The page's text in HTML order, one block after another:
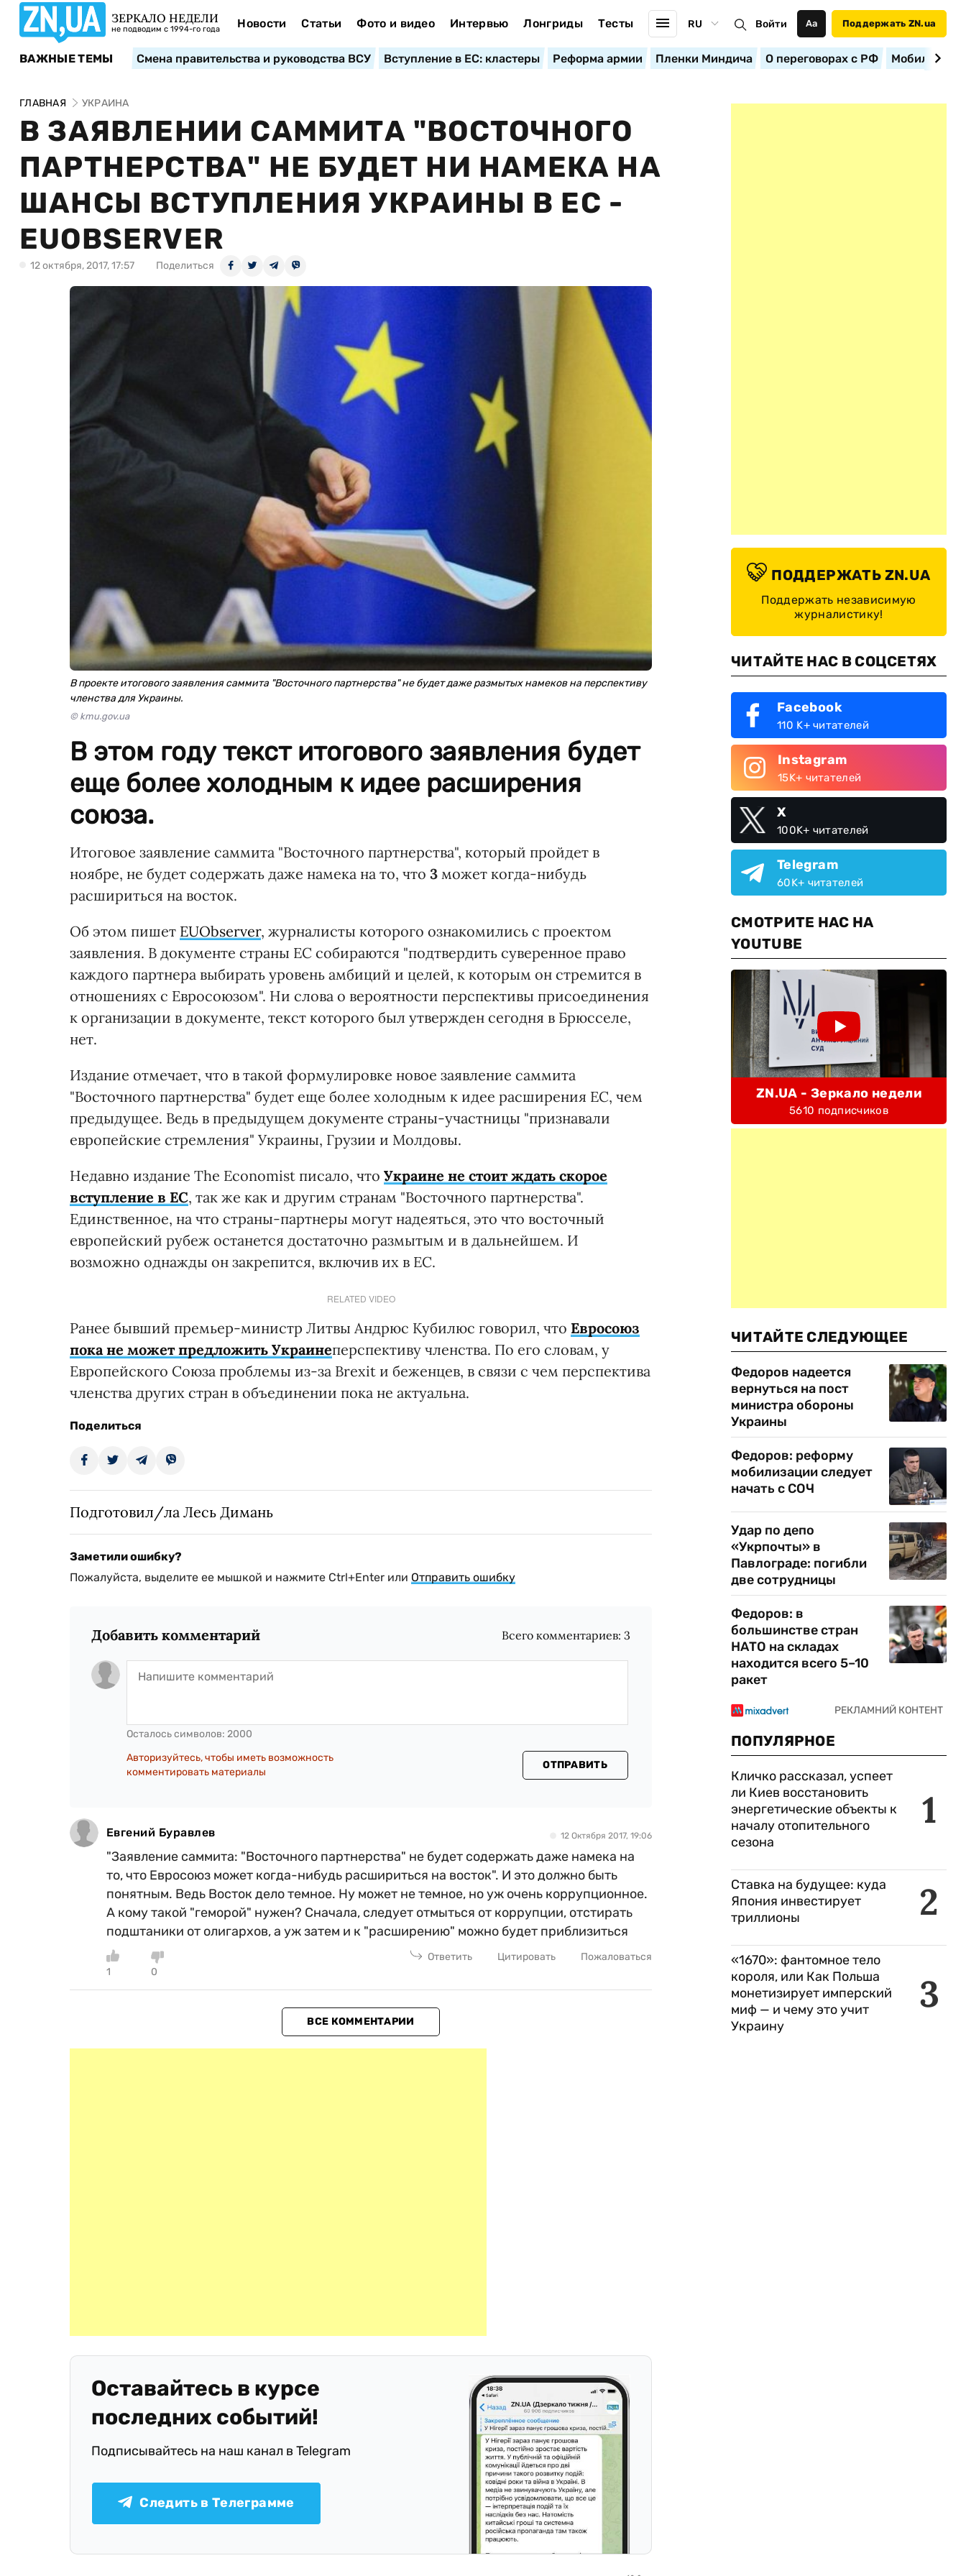
ЗЕРКАЛО НЕДЕЛИ
не подводим с 1994-го года Новости Статьи Фото и видео Интервью Лонгриды Тесты RU Войти Аа Поддержать ZN.ua
ВАЖНЫЕ ТЕМЫ Смена правительства и руководства ВСУ Вступление в ЕС: кластеры Реформа армии Пленки Миндича О переговорах с РФ
ГЛАВНАЯ УКРАИНА
В ЗАЯВЛЕНИИ САММИТА "ВОСТОЧНОГО
ПАРТНЕРСТВА" НЕ БУДЕТ НИ НАМЕКА НА
ШАНСЫ ВСТУПЛЕНИЯ УКРАИНЫ В ЕС -
EUOBSERVER
12 октября, 2017, 17:57 Поделиться
В проекте итогового заявления саммита "Восточного партнерства" не будет даже размытых намеков на перспективу
членства для Украины.
© kmu.gov.ua
В этом году текст итогового заявления будет
еще более холодным к идее расширения
союза.
Итоговое заявление саммита "Восточного партнерства", который пройдет в
ноябре, не будет содержать даже намека на то, что 3 может когда-нибудь
расшириться на восток.
Об этом пишет EUObserver, журналисты которого ознакомились с проектом
заявления. В документе страны ЕС собираются "подтвердить суверенное право
каждого партнера выбирать уровень амбиций и целей, к которым он стремится в
отношениях с Евросоюзом". Ни слова о вероятности перспективы присоединения
к организации в документе, текст которого был утвержден сегодня в Брюсселе,
нет.
Издание отмечает, что в такой формулировке новое заявление саммита
"Восточного партнерства" будет еще более холодным к идее расширения ЕС, чем
предыдущее. Ведь в предыдущем документе страны-участницы "признавали
европейские стремления" Украины, Грузии и Молдовы.
Недавно издание The Economist писало, что Украине не стоит ждать скорое
вступление в ЕС, так же как и другим странам "Восточного партнерства".
Единственное, на что страны-партнеры могут надеяться, это что восточный
европейский рубеж останется достаточно размытым и в дальнейшем. И
возможно однажды он закрепится, включив их в ЕС.
RELATED VIDEO
Ранее бывший премьер-министр Литвы Андрюс Кубилюс говорил, что Евросоюз
пока не может предложить Украинеперспективу членства. По его словам, у
Европейского Союза проблемы из-за Brexit и беженцев, в связи с чем перспектива
членства других стран в объединении пока не актуальна.
Поделиться
Подготовил/ла Лесь Димань
Заметили ошибку?
Пожалуйста, выделите ее мышкой и нажмите Ctrl+Enter или Отправить ошибку
Добавить комментарий Всего комментариев:3
Осталось символов: 2000
Авторизуйтесь, чтобы иметь возможность
комментировать материалы
ОТПРАВИТЬ
Евгений Буравлев 12 Октября 2017, 19:06
"Заявление саммита: "Восточного партнерства" не будет содержать даже намека на
то, что Евросоюз может когда-нибудь расшириться на восток". И это должно быть
понятным. Ведь Восток дело темное. Ну может не темное, но уж очень коррупционное.
А кому такой "геморой" нужен? Сначала, следует отмыться от коррупции, отстирать
подштаники от олигархов, а уж затем и к "расширению" можно будет приблизиться
1 0
Ответить Цитировать Пожаловаться
ВСЕ КОММЕНТАРИИ
Оставайтесь в курсе
последних событий!
Подписывайтесь на наш канал в Telegram
Следить в Телеграмме
ПОДДЕРЖАТЬ ZN.UA
Поддержать независимую
журналистику!
ЧИТАЙТЕ НАС В СОЦСЕТЯХ
Facebook
110 K+ читателей
Instagram
15K+ читателей
X
100K+ читателей
Telegram
60K+ читателей
СМОТРИТЕ НАС НА
YOUTUBE
ZN.UA - Зеркало недели
5610 подписчиков
ЧИТАЙТЕ СЛЕДУЮЩЕЕ
Федоров надеется
вернуться на пост
министра обороны
Украины
Федоров: реформу
мобилизации следует
начать с СОЧ
Удар по депо
«Укрпочты» в
Павлограде: погибли
две сотрудницы
Федоров: в
большинстве стран
НАТО на складах
находится всего 5–10
ракет
ПОПУЛЯРНОЕ
1
Кличко рассказал, успеет
ли Киев восстановить
энергетические объекты к
началу отопительного
сезона
2
Ставка на будущее: куда
Япония инвестирует
триллионы
3
«1670»: фантомное тело
короля, или Как Польша
монетизирует имперский
миф — и чему это учит
Украину